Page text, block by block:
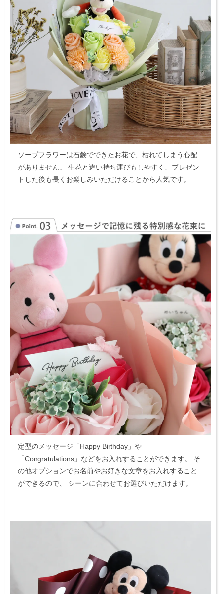
ソープフラワーは石鹸でできたお花で、枯れてしまう心配
がありません。
生花と違い持ち運びもしやすく、プレゼン
トした後も長くお楽しみいただけることから人気です。
定型のメッセージ「Happy Birthday」や
「Congratulations」などをお入れすることができます。
そ
の他オプションでお名前やお好きな文章をお入れすること
ができるので、
シーンに合わせてお選びいただけます。